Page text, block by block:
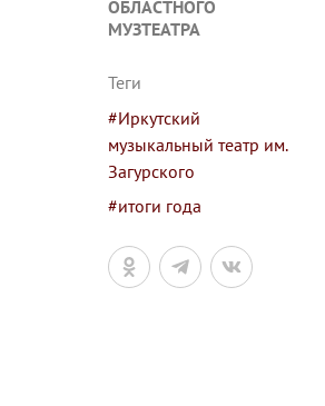
ОБЛАСТНОГО
МУЗТЕАТРА
Теги
#Иркутский
музыкальный театр им.
Загурского
#итоги года